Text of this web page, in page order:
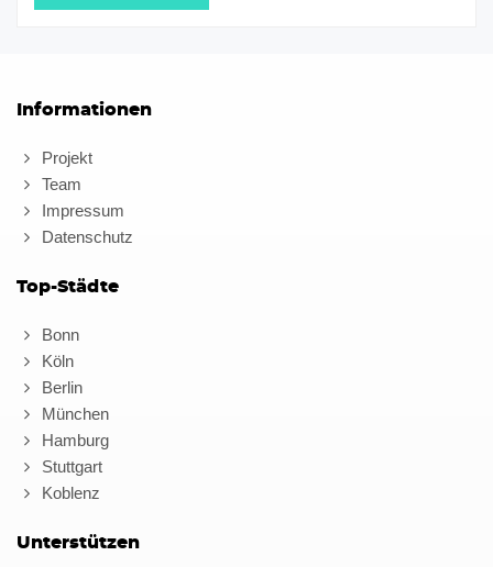
Informationen
Projekt
Team
Impressum
Datenschutz
Top-Städte
Bonn
Köln
Berlin
München
Hamburg
Stuttgart
Koblenz
Unterstützen